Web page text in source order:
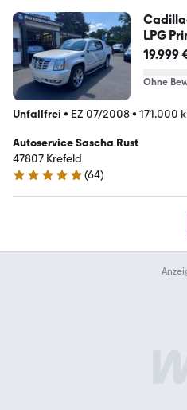
Cadillac
LPG
19.999
Ohne
Unfallfrei • EZ 07/2008• 171.000
Autoservice Sascha Rust
47807 Krefeld
4.8 Sterne
(64)